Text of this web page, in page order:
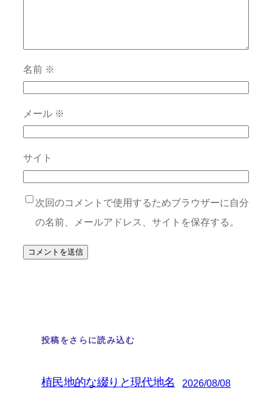
名前 ※
メール ※
サイト
次回のコメントで使用するためブラウザーに自分
の名前、メールアドレス、サイトを保存する。
投稿をさらに読み込む
植民地的な綴りと現代地名 2026/08/08